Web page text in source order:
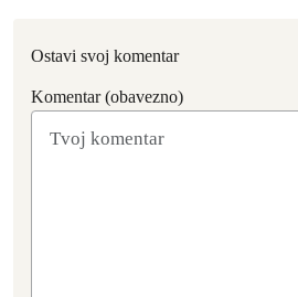
Ostavi svoj komentar
Komentar (obavezno)